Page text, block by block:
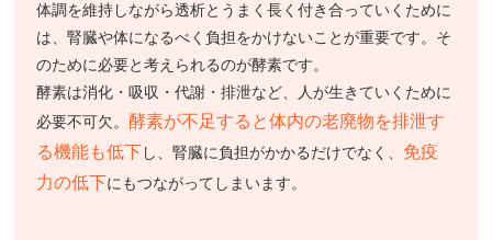
体調を維持しながら透析とうまく長く付き合っていくために
は、腎臓や体になるべく負担をかけないことが重要です。そ
のために必要と考えられるのが酵素です。
酵素は消化・吸収・代謝・排泄など、人が生きていくために
必要不可欠。 酵素が不足すると体内の老廃物を排泄す
る機能も低下し、腎臓に負担がかかるだけでなく、 免疫
力の低下にもつながってしまいます。